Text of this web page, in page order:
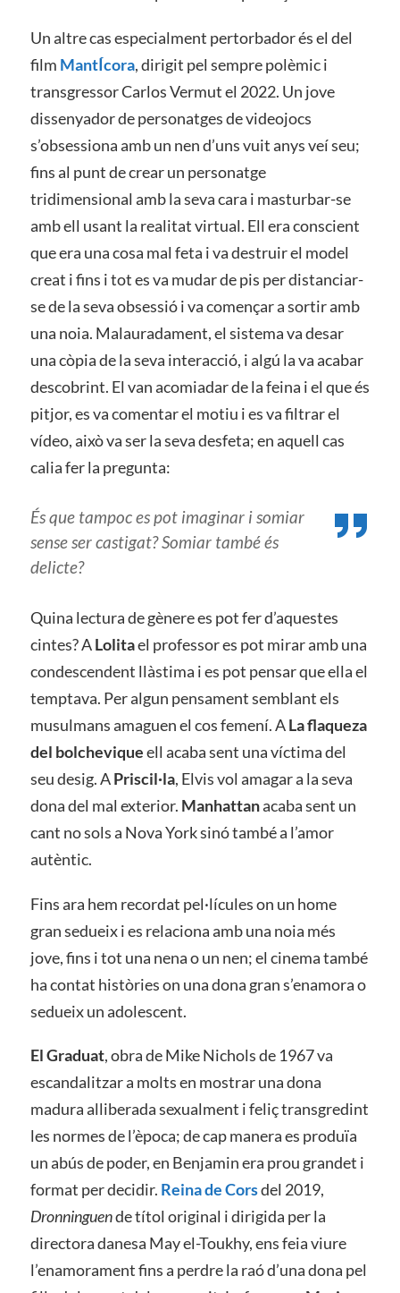
Un altre cas especialment pertorbador és el del
film MantÍcora, dirigit pel sempre polèmic i
transgressor Carlos Vermut el 2022. Un jove
dissenyador de personatges de videojocs
s’obsessiona amb un nen d’uns vuit anys veí seu;
fins al punt de crear un personatge
tridimensional amb la seva cara i masturbar-se
amb ell usant la realitat virtual. Ell era conscient
que era una cosa mal feta i va destruir el model
creat i fins i tot es va mudar de pis per distanciar-
se de la seva obsessió i va començar a sortir amb
una noia. Malauradament, el sistema va desar
una còpia de la seva interacció, i algú la va acabar
descobrint. El van acomiadar de la feina i el que és
pitjor, es va comentar el motiu i es va filtrar el
vídeo, això va ser la seva desfeta; en aquell cas
calia fer la pregunta:
És que tampoc es pot imaginar i somiar
sense ser castigat? Somiar també és
delicte?
Quina lectura de gènere es pot fer d’aquestes
cintes? ALolitael professor es pot mirar amb una
condescendent llàstima i es pot pensar que ella el
temptava. Per algun pensament semblant els
musulmans amaguen el cos femení. ALa flaqueza
del bolcheviqueell acaba sent una víctima del
seu desig. APriscil·la, Elvis vol amagar a la seva
dona del mal exterior. Manhattanacaba sent un
cant no sols a Nova York sinó també a l’amor
autèntic.
Fins ara hem recordat pel·lícules on un home
gran sedueix i es relaciona amb una noia més
jove, fins i tot una nena o un nen; el cinema també
ha contat històries on una dona gran s’enamora o
sedueix un adolescent.
El Graduat, obra de Mike Nichols de 1967 va
escandalitzar a molts en mostrar una dona
madura alliberada sexualment i feliç transgredint
les normes de l’època; de cap manera es produïa
un abús de poder, en Benjamin era prou grandet i
format per decidir. Reina de Corsdel 2019,
Dronninguende títol original i dirigida per la
directora danesa May el-Toukhy, ens feia viure
l’enamorament fins a perdre la raó d’una dona pel